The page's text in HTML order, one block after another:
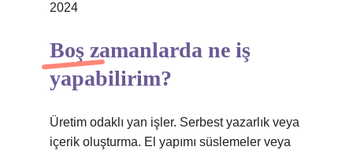
2024
Boş zamanlarda ne iş
yapabilirim?
Üretim odaklı yan işler. Serbest yazarlık veya
içerik oluşturma. El yapımı süslemeler veya